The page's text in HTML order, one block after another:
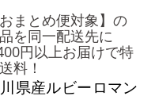
おまとめ便対象】の
を同一配送先に
円以上お届けで特
料！
県産ルビーロマン